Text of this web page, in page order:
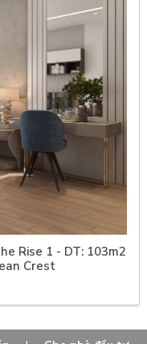
Rise 1 - DT: 103m2
Crest